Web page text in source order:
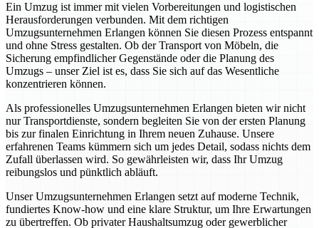
Ein Umzug ist immer mit vielen Vorbereitungen und logistischen
Herausforderungen verbunden. Mit dem richtigen
Umzugsunternehmen Erlangen können Sie diesen Prozess entspannt
und ohne Stress gestalten. Ob der Transport von Möbeln, die
Sicherung empfindlicher Gegenstände oder die Planung des
Umzugs – unser Ziel ist es, dass Sie sich auf das Wesentliche
konzentrieren können.
Als professionelles Umzugsunternehmen Erlangen bieten wir nicht
nur Transportdienste, sondern begleiten Sie von der ersten Planung
bis zur finalen Einrichtung in Ihrem neuen Zuhause. Unsere
erfahrenen Teams kümmern sich um jedes Detail, sodass nichts dem
Zufall überlassen wird. So gewährleisten wir, dass Ihr Umzug
reibungslos und pünktlich abläuft.
Unser Umzugsunternehmen Erlangen setzt auf moderne Technik,
fundiertes Know-how und eine klare Struktur, um Ihre Erwartungen
zu übertreffen. Ob privater Haushaltsumzug oder gewerblicher